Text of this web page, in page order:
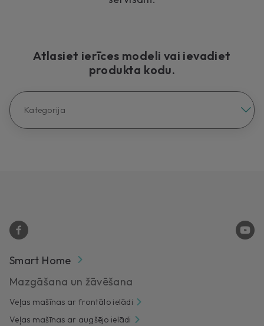
Atlasiet ierīces modeli vai ievadiet
produkta kodu.
Kategorija
Smart Home
Mazgāšana un žāvēšana
Veļas mašīnas ar frontālo ielādi
Veļas mašīnas ar augšējo ielādi